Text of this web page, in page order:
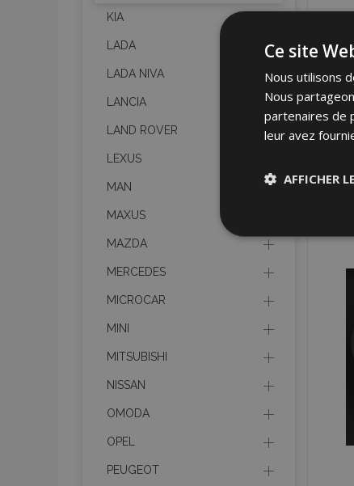
KIA
LADA
LADA NIVA
LANCIA
LAND ROVER
LEXUS
MAN
MAXUS
MAZDA
MERCEDES
MICROCAR
MINI
MITSUBISHI
NISSAN
OMODA
OPEL
PEUGEOT
Ce site
Nous utilisons
Nous
partenaires de
leur avez
AFFICHER
Les cookies
utilisateurs et la
mage-cache-